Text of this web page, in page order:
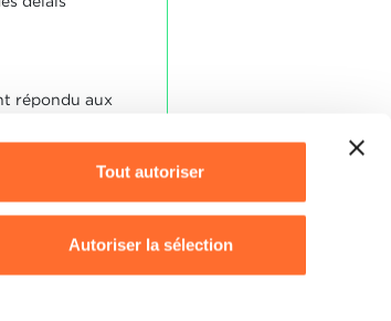
Tout autoriser
Autoriser la sélection
répondu aux